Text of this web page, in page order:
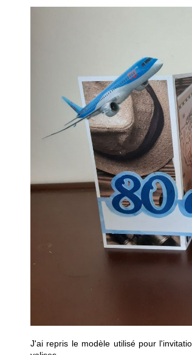
J'ai repris le modèle utilisé pour